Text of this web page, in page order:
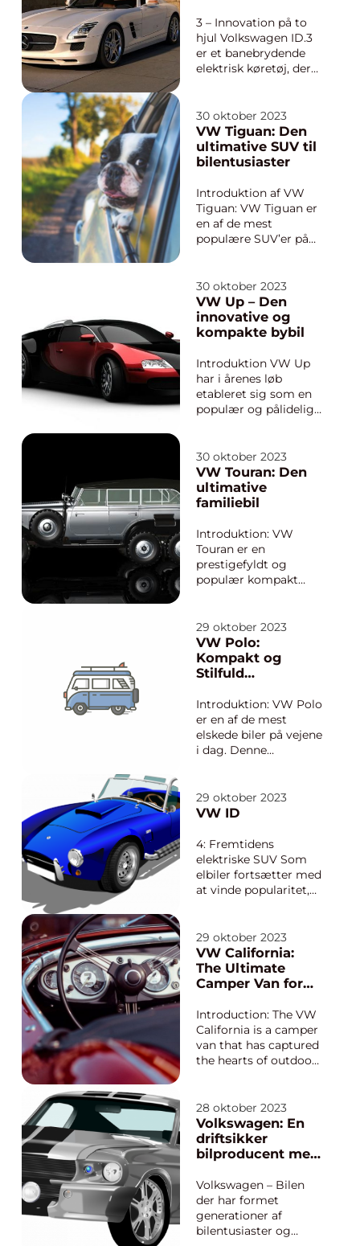
futuristic electric
microbus brings
together the classic
design elements of
3 – Innovation på to
hjul Volkswagen ID.3
er et banebrydende
elektrisk køretøj, der
og bæredygtighed.
Med sin imponerende
rækkevidde, smarte
design og avancerede
fantastisk bil for både
bilen...
30 oktober 2023
VW Tiguan: Den
ultimative SUV til
bilentusiaster
Introduktion af VW
Tiguan: VW Tiguan er
en af de mest
populære SUV’er på
bilentusiaster og
generelle bilkøbere.
Med sin imponerende
kombination af stil,
funktioner er Tiguan
blevet et symbol på
kvalite...
30 oktober 2023
VW Up – Den
innovative og
kompakte bybil
Introduktion VW Up
har i årenes løb
etableret sig som en
populær og pålidelig
og avancerede
teknologi har Up
skabt et godt ry for
sig selv som en smart
for byboere og
bilentusiaster. Denne
artik...
30 oktober 2023
VW Touran: Den
ultimative
familiebil
Introduktion: VW
Touran er en
prestigefyldt og
populær kompakt
til at opfylde familiers
behov for
rummelighed,
komfort og sikkerhed.
tage dig med på en
rejse gennem VW
Tourans historie, u...
29 oktober 2023
VW Polo:
Kompakt og
Stilfuld
Introduktion: VW Polo
er en af de mest
elskede biler på vejene
i dag. Denne
ydeevne og
pålidelighed på en
Uanset om du er en
bilentusiast eller bare
interesseret i at
opgradere din
29 oktober 2023
VW ID
4: Fremtidens
elektriske SUV Som
elbiler fortsætter med
at vinde popularitet,
grønne
transportrevolution.
Deres seneste
tilføjelse til deres
– en rummelig og
stilfuld elektrisk SU...
29 oktober 2023
VW California:
The Ultimate
Camper Van for
Enthusiasts
Introduction: The VW
California is a camper
van that has captured
the hearts of outdoor
world. This versatile
vehicle offers the
perfect combination
of mobility, comfort,
making it an ideal
choice f...
28 oktober 2023
Volkswagen: En
driftsikker
bilproducent med
spækket af
innovation og
revolution
Volkswagen – Bilen
der har formet
generationer af
bilentusiaster og